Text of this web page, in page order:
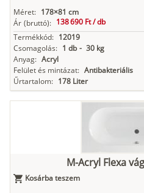
Méret: 178×81 cm
Ár (bruttó): 138 690 Ft /db
Termékkód: 12019
Csomagolás: 1 db - 30 kg
Anyag: Acryl
Felület és mintázat: Antibakteriális
Űrtartalom: 178 Liter
M-Acryl Flexa
Kosárba teszem